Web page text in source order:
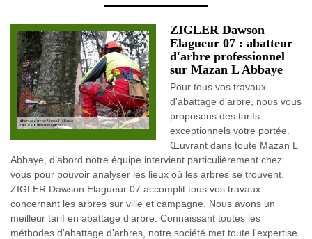
ZIGLER Dawson
Elagueur 07 : abatteur
d'arbre professionnel
sur Mazan L Abbaye
Pour tous vos travaux
d'abattage d'arbre, nous vous
proposons des tarifs
exceptionnels votre portée.
Œuvrant dans toute Mazan L
Abbaye, d’abord notre équipe intervient particulièrement chez
vous pour pouvoir analyser les lieux où les arbres se trouvent.
ZIGLER Dawson Elagueur 07 accomplit tous vos travaux
concernant les arbres sur ville et campagne. Nous avons un
meilleur tarif en abattage d’arbre. Connaissant toutes les
méthodes d'abattage d'arbres, notre société met toute l'expertise